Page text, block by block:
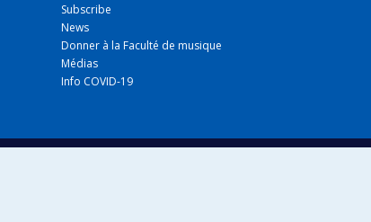
Subscribe
News
Donner à la Faculté de musique
Médias
Info COVID-19